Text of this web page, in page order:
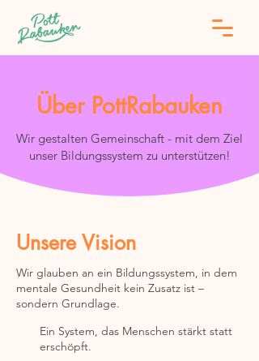
Über PottRabauken
Wir gestalten Gemeinschaft - mit dem Ziel
unser Bildungssystem zu unterstützen!
Unsere Vision
Wir glauben an ein Bildungssystem, in dem
mentale Gesundheit kein Zusatz ist –
sondern Grundlage.
Ein System, das Menschen stärkt statt
erschöpft.